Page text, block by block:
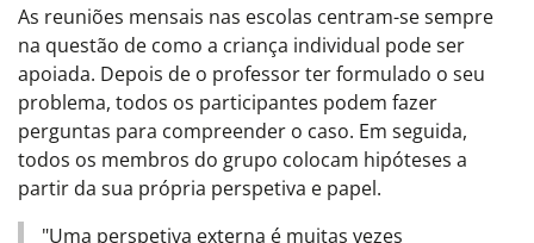
As reuniões mensais nas escolas centram-se sempre
na questão de como a criança individual pode ser
apoiada. Depois de o professor ter formulado o seu
problema, todos os participantes podem fazer
perguntas para compreender o caso. Em seguida,
todos os membros do grupo colocam hipóteses a
partir da sua própria perspetiva e papel.
"Uma perspetiva externa é muitas vezes